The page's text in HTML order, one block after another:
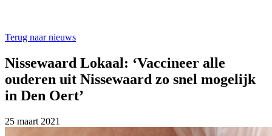
Terug naar nieuws
Nissewaard Lokaal: ‘Vaccineer alle
ouderen uit Nissewaard zo snel mogelijk
in Den Oert’
25 maart 2021